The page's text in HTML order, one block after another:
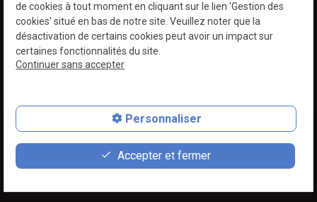
Politique de
confidentialité
Gestion
des
cookies
contact_page
Devis Whatsapp
phone
06 61 74 71 73
de cookies à tout moment en cliquant sur le lien 'Gestion des
cookies' situé en bas de notre site. Veuillez noter que la
désactivation de certains cookies peut avoir un impact sur
certaines fonctionnalités du site.
Continuer sans accepter
Personnaliser
Accepter et fermer